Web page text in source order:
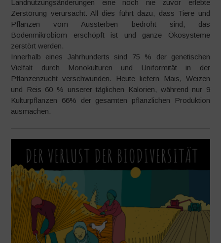
Landnutzungsänderungen eine noch nie zuvor erlebte
Zerstörung verursacht. All dies führt dazu, dass Tiere und
Pflanzen vom Aussterben bedroht sind, das
Bodenmikrobiom erschöpft ist und ganze Ökosysteme
zerstört werden.
Innerhalb eines Jahrhunderts sind 75 % der genetischen
Vielfalt durch Monokulturen und Uniformität in der
Pflanzenzucht verschwunden. Heute liefern Mais, Weizen
und Reis 60 % unserer täglichen Kalorien, während nur 9
Kulturpflanzen 66% der gesamten pflanzlichen Produktion
ausmachen.